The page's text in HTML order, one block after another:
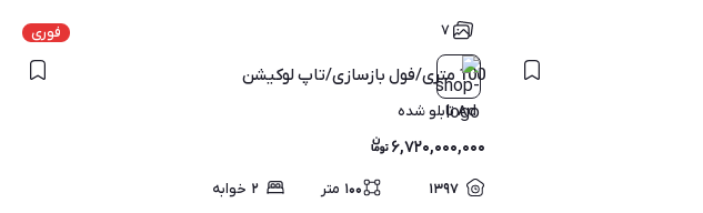
فوری ۷
100 متری/فول بازسازی/تاپ لوکیشن
Ad تابلو شده
۶,۷۲۰,۰۰۰,۰۰۰
۱۳۹۷ ۱۰۰ متر ۲ خوابه